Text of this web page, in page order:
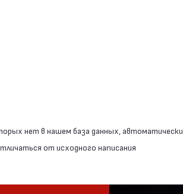
нет в нашем база данных, автоматически
от исходного написания